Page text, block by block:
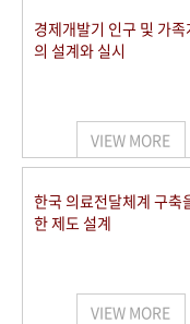
경제개발기 인구 및 가족
의 설계와 실시
VIEW MORE
한국 의료전달체계 구축
한 제도 설계
VIEW MORE